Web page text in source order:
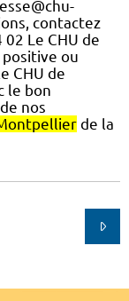
contactez
Le CHU de
ou
CHU de
le bon
nos
de la